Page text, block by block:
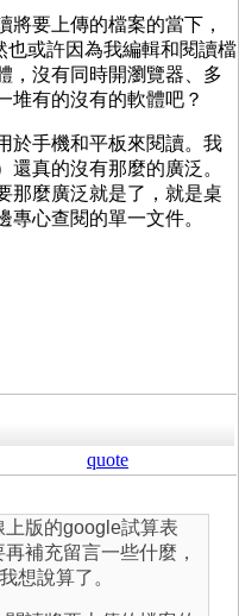
將要上傳的檔案的當下，
也或許因為我編輯和閱讀檔
，沒有同時開瀏覽器、多
堆有的沒有的軟體吧？
於手機和平板來閱讀。我
真的沒有那麼的廣泛。
那麼廣泛就是了，就是桌
心查閱的單一文件。
quote
版的google試算表
補充留言一些什麼，
想說算了。